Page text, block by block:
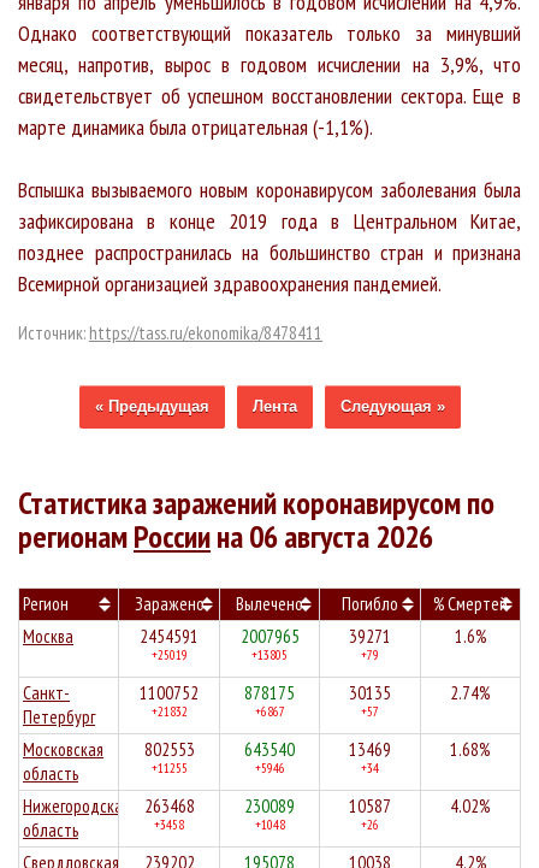
Однако соответствующий показатель только за минувший
месяц, напротив, вырос в годовом исчислении на 3,9%, что
свидетельствует об успешном восстановлении сектора. Еще в
марте динамика была отрицательная (-1,1%).
Вспышка вызываемого новым коронавирусом заболевания была
зафиксирована в конце 2019 года в Центральном Китае,
позднее распространилась на большинство стран и признана
Всемирной организацией здравоохранения пандемией.
Источник: https://tass.ru/ekonomika/8478411
« Предыдущая Лента Следующая »
Статистика заражений коронавирусом по
регионамРоссиина 06 августа 2026
Регион Заражено Вылечено Погибло
% Смертей
Москва
2454591
+25019
2007965
+13805
39271
+79
1.6%
Санкт-
Петербург
1100752
+21832
878175
+6867
30135
+57
2.74%
Московская
область
802553
+11255
643540
+5946
13469
+34
1.68%
Нижегородская
область
263468
+3458
230089
+1048
10587
+26
4.02%
Свердловская
239202 195078 10038 4.2%